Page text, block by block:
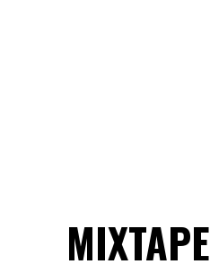
MIXTAPE